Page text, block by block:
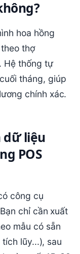
hoa hồng
thợ
Hệ thống tự
tháng, giúp
chính xác.
dữ liệu
POS
công cụ
chỉ cần xuất
mẫu có sẵn
lũy...), sau